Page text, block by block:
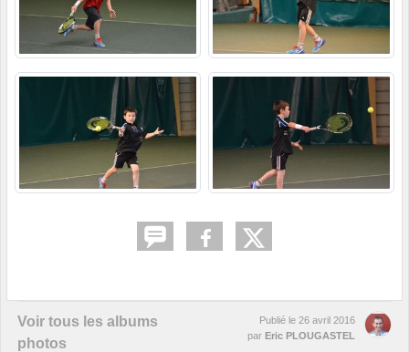
Voir tous les albums
photos
Publié le 26 avril 2016
par Eric PLOUGASTEL